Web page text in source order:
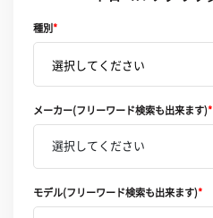
種別*
メーカー(フリーワード検索も出来ます)*
選択してください
モデル(フリーワード検索も出来ます)*